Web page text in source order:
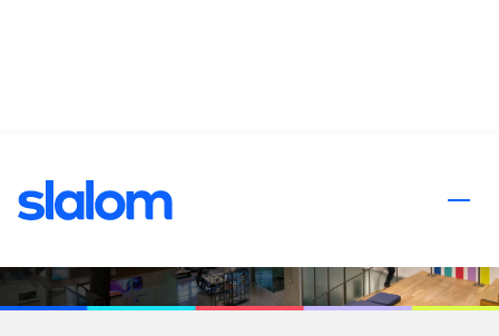
Bewerbungsprozess